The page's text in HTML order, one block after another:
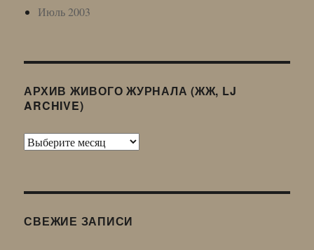
Июль 2003
АРХИВ ЖИВОГО ЖУРНАЛА (ЖЖ, LJ
ARCHIVE)
Архив
LJ
СВЕЖИЕ ЗАПИСИ